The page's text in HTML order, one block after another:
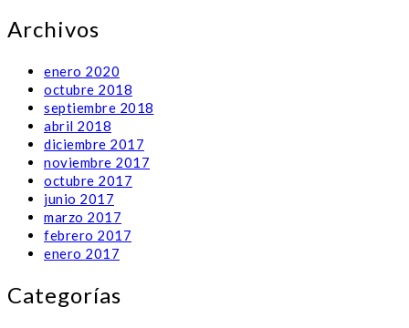
Archivos
enero 2020
octubre 2018
septiembre 2018
abril 2018
diciembre 2017
noviembre 2017
octubre 2017
junio 2017
marzo 2017
febrero 2017
enero 2017
Categorías